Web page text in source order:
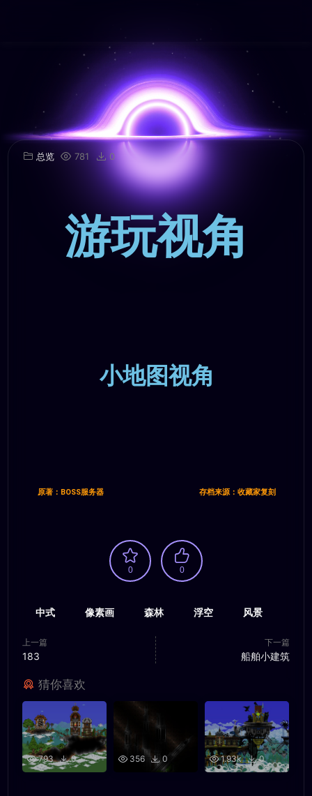
总览 781 0
游玩视角
小地图视角
原著：BOSS服务器 存档来源：收藏家复刻
0 0
中式 像素画 森林 浮空 风景
上一篇
183
下一篇
船舶小建筑
猜你喜欢
793 0 356 0 1.93k 0